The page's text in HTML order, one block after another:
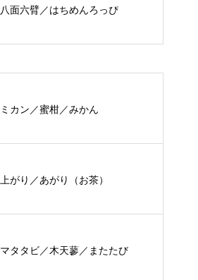
八面六臂／はちめんろっぴ
ミカン／蜜柑／みかん
上がり／あがり（お茶）
マタタビ／木天蓼／またたび